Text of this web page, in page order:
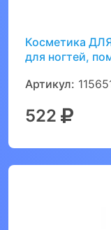
Косметика
для ногтей,
Артикул:
522